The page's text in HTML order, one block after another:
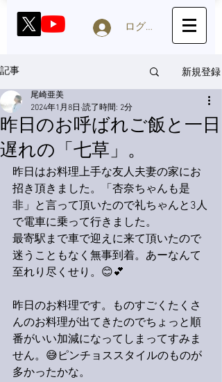
ログイン
記事 新規登録
昨日のお呼ばれご飯と一日
遅れの「七草」。
尾崎亜美
2024年1月8日 読了時間: 2分
昨日はお料理上手な友人夫妻の家にお
招き頂きました。「杏奈ちゃんも是
非」と言って頂いたので礼ちゃんと3人
で電車に乗って行きました。
最寄駅まで車で迎えに来て頂いたので
迷うこともなく無事到着。あーなんて
至れり尽くせり。😊💕
昨日のお料理です。ものすごくたくさ
んのお料理が出てきたのでちょっと順
番がいい加減になってしまってすみま
せん。😅ピンチョススタイルのものが
多かったかな。